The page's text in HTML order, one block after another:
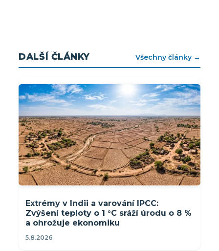
DALŠÍ ČLÁNKY Všechny články →
Extrémy v Indii a varování IPCC:
Zvýšení teploty o 1 °C sráží úrodu o 8 %
a ohrožuje ekonomiku
5.8.2026